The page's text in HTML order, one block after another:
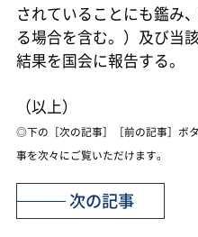
されていることにも鑑み
る場合を含む。）及び当
結果を国会に報告する。
（以上）
◎下の［次の記事］［前の記事］ボ
事を次々にご覧いただけます。
次の記事